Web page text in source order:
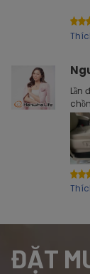
Lần
ĐẶT